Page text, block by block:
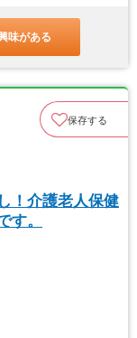
味がある
保存する
！介護老人保健
す。